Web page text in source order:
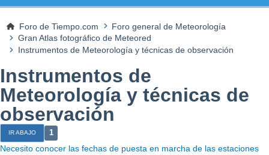
Foro de Tiempo.com
Foro general de Meteorología
Gran Atlas fotográfico de Meteored
Instrumentos de Meteorología y técnicas de observación
Instrumentos de
Meteorología y técnicas de
observación
IR ABAJO 1
Necesito conocer las fechas de puesta en marcha de las estaciones